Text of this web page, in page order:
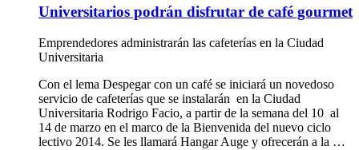
Universitarios podrán disfrutar de café gourmet
Emprendedores administrarán las cafeterías en la Ciudad
Universitaria
Con el lema Despegar con un café se iniciará un novedoso
servicio de cafeterías que se instalarán en la Ciudad
Universitaria Rodrigo Facio, a partir de la semana del 10 al
14 de marzo en el marco de la Bienvenida del nuevo ciclo
lectivo 2014. Se les llamará Hangar Auge y ofrecerán a la …